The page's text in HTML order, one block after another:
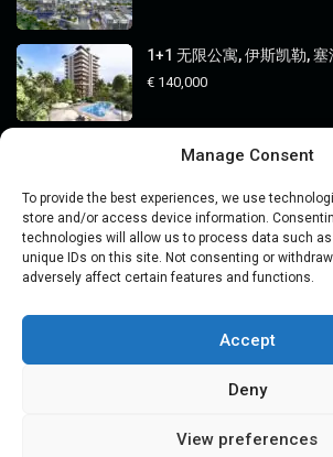
Manage Consent
To provide the best experiences, we use
store and/or access device information.
technologies will allow us to process data such
unique IDs on this site. Not consenting or
adversely affect certain features and functions.
Accept
Deny
View preferences
1+1 无限公寓, 伊斯凯勒,
€ 140,000
价格
地点
房地产
未分类